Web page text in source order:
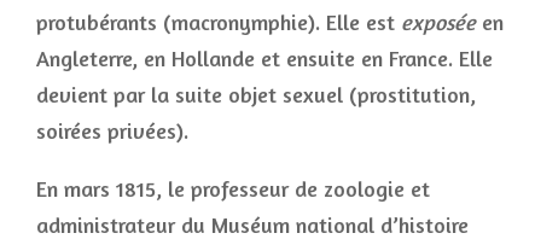
protubérants (macronymphie). Elle est exposéeen
Angleterre, en Hollande et ensuite en France. Elle
devient par la suite objet sexuel (prostitution,
soirées privées).
En mars 1815, le professeur de zoologie et
administrateur du Muséum national d’histoire